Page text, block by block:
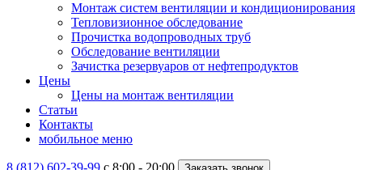
Монтаж систем вентиляции и кондиционирования
Тепловизионное обследование
Прочистка водопроводных труб
Обследование вентиляции
Зачистка резервуаров от нефтепродуктов
Цены
Цены на монтаж вентиляции
Статьи
Контакты
мобильное меню
8 (812) 602-39-99 c 8:00 - 20:00